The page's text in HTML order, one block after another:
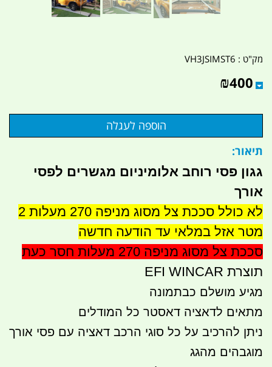
מק"ט : VH3JSIMST6
₪400
תיאור:
גגון פסי רוחב אלומיניום מגשרים לפסי
אורך
לא כולל סככת צל מסוג מניפה 270 מעלות 2
מטר אזל במלאי עד הודעה חדשה
סככת צל מסוג מניפה 270 מעלות חסר כעת
תוצרת EFI WINCAR
מגיע מושלם כבתמונה
מתאים לדאציה דאסטר כל המודלים
ניתן להרכיב על כל סוגי הרכב דאציה עם פסי אורך
מוגבהים מהגג